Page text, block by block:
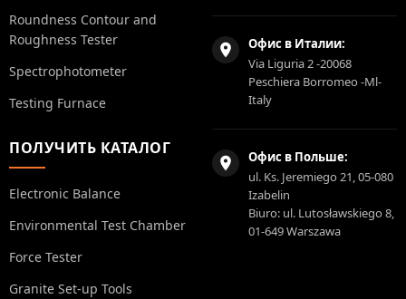
Roundness Contour and
Roughness Tester
Spectrophotometer
Testing Furnace
ПОЛУЧИТЬ КАТАЛОГ
Electronic Balance
Environmental Test Chamber
Force Tester
Granite Set-up Tools
Офис в Италии:
Via Liguria 2 -20068
Peschiera Borromeo -Ml-
Italy
Офис в Польше:
ul. Ks. Jeremiego 21, 05-080
Izabelin
Biuro: ul. Lutosławskiego 8,
01-649 Warszawa